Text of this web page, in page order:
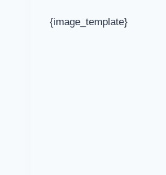
{image_template}